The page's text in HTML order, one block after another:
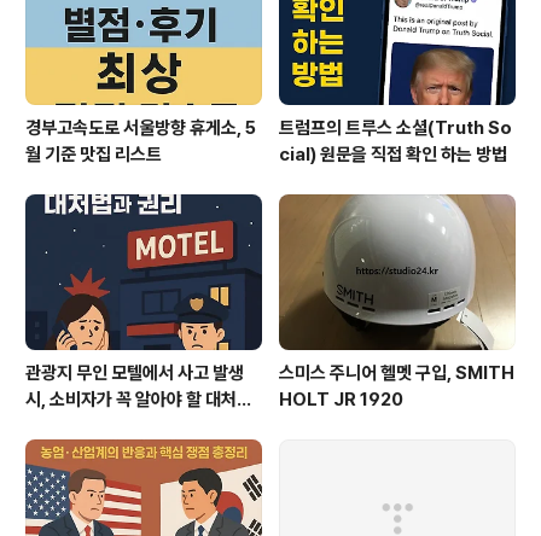
경부고속도로 서울방향 휴게소, 5
월 기준 맛집 리스트
트럼프의 트루스 소셜(Truth So
cial) 원문을 직접 확인 하는 방법
관광지 무인 모텔에서 사고 발생
시, 소비자가 꼭 알아야 할 대처법
스미스 주니어 헬멧 구입, SMITH
HOLT JR 1920